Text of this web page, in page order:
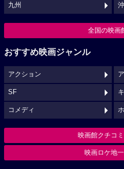
九州
全国の映画
おすすめ映画ジャンル
アクション
SF
コメディ
映画館クチコ
映画ロケ地